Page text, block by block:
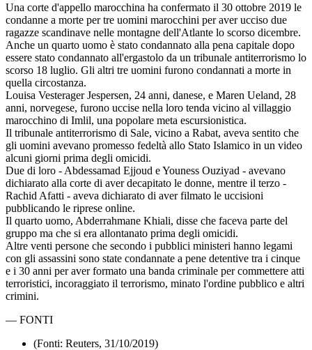
Una corte d'appello marocchina ha confermato il 30 ottobre 2019 le
condanne a morte per tre uomini marocchini per aver ucciso due
ragazze scandinave nelle montagne dell'Atlante lo scorso dicembre.
Anche un quarto uomo è stato condannato alla pena capitale dopo
essere stato condannato all'ergastolo da un tribunale antiterrorismo lo
scorso 18 luglio. Gli altri tre uomini furono condannati a morte in
quella circostanza.
Louisa Vesterager Jespersen, 24 anni, danese, e Maren Ueland, 28
anni, norvegese, furono uccise nella loro tenda vicino al villaggio
marocchino di Imlil, una popolare meta escursionistica.
Il tribunale antiterrorismo di Sale, vicino a Rabat, aveva sentito che
gli uomini avevano promesso fedeltà allo Stato Islamico in un video
alcuni giorni prima degli omicidi.
Due di loro - Abdessamad Ejjoud e Youness Ouziyad - avevano
dichiarato alla corte di aver decapitato le donne, mentre il terzo -
Rachid Afatti - aveva dichiarato di aver filmato le uccisioni
pubblicando le riprese online.
Il quarto uomo, Abderrahmane Khiali, disse che faceva parte del
gruppo ma che si era allontanato prima degli omicidi.
Altre venti persone che secondo i pubblici ministeri hanno legami
con gli assassini sono state condannate a pene detentive tra i cinque
e i 30 anni per aver formato una banda criminale per commettere atti
terroristici, incoraggiato il terrorismo, minato l'ordine pubblico e altri
crimini.
— FONTI
(Fonti: Reuters, 31/10/2019)